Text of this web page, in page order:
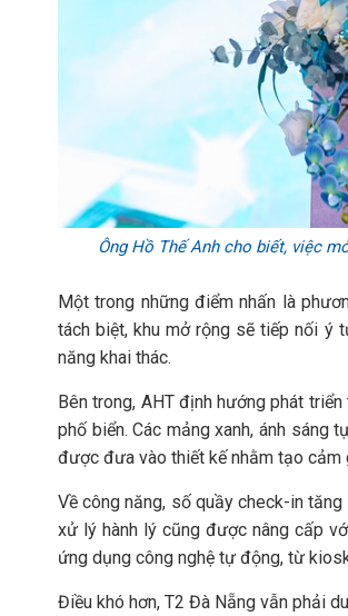
Ông Hồ Thế Anh cho biết, việc
Một trong những điểm nhấn là
tách biệt, khu mở rộng sẽ tiếp nối ý
năng khai thác.
Bên trong, AHT định hướng phát
phố biển. Các mảng xanh, ánh sáng
được đưa vào thiết kế nhằm tạo cảm
Về công năng, số quầy check-in
xử lý hành lý cũng được nâng cấp
ứng dụng công nghệ tự động, từ
Điều khó hơn, T2 Đà Nẵng vẫn phải